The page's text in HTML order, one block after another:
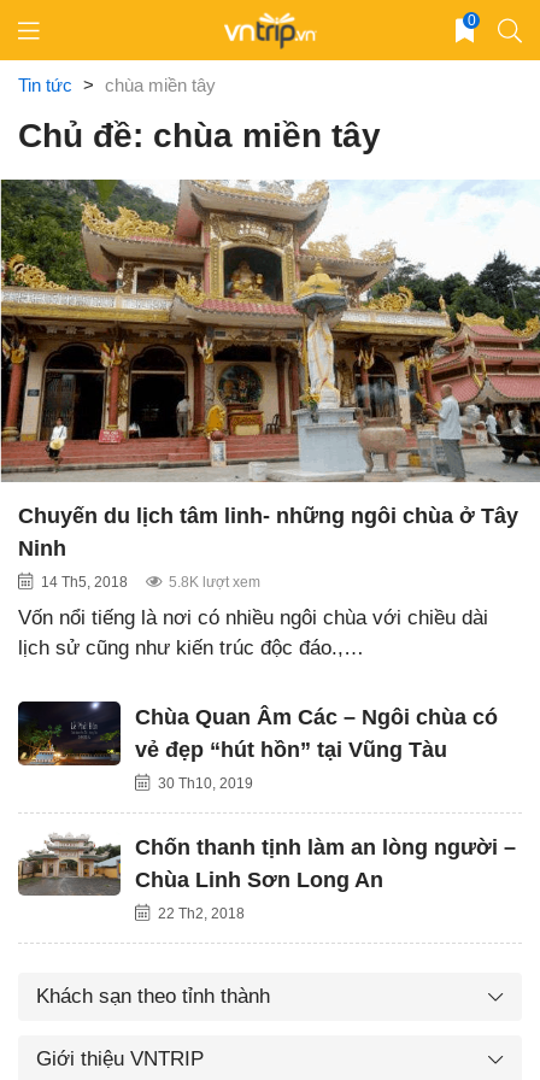
content
0
Tin tức > chùa miền tây
Chủ đề: chùa miền tây
Chuyến du lịch tâm linh- những ngôi chùa ở Tây
Ninh
14 Th5, 2018 5.8K lượt xem
Vốn nổi tiếng là nơi có nhiều ngôi chùa với chiều dài
lịch sử cũng như kiến trúc độc đáo.,…
Chùa Quan Âm Các – Ngôi chùa có
vẻ đẹp “hút hồn” tại Vũng Tàu
30 Th10, 2019
Chốn thanh tịnh làm an lòng người –
Chùa Linh Sơn Long An
22 Th2, 2018
Khách sạn theo tỉnh thành
Giới thiệu VNTRIP